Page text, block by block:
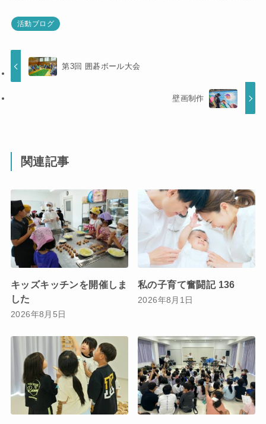
活動ブログ
第3回 囲碁ボール大会
壁画制作
関連記事
キッズキッチンを開催しま
した
2026年8月5日
私の子育て奮闘記 136
2026年8月1日